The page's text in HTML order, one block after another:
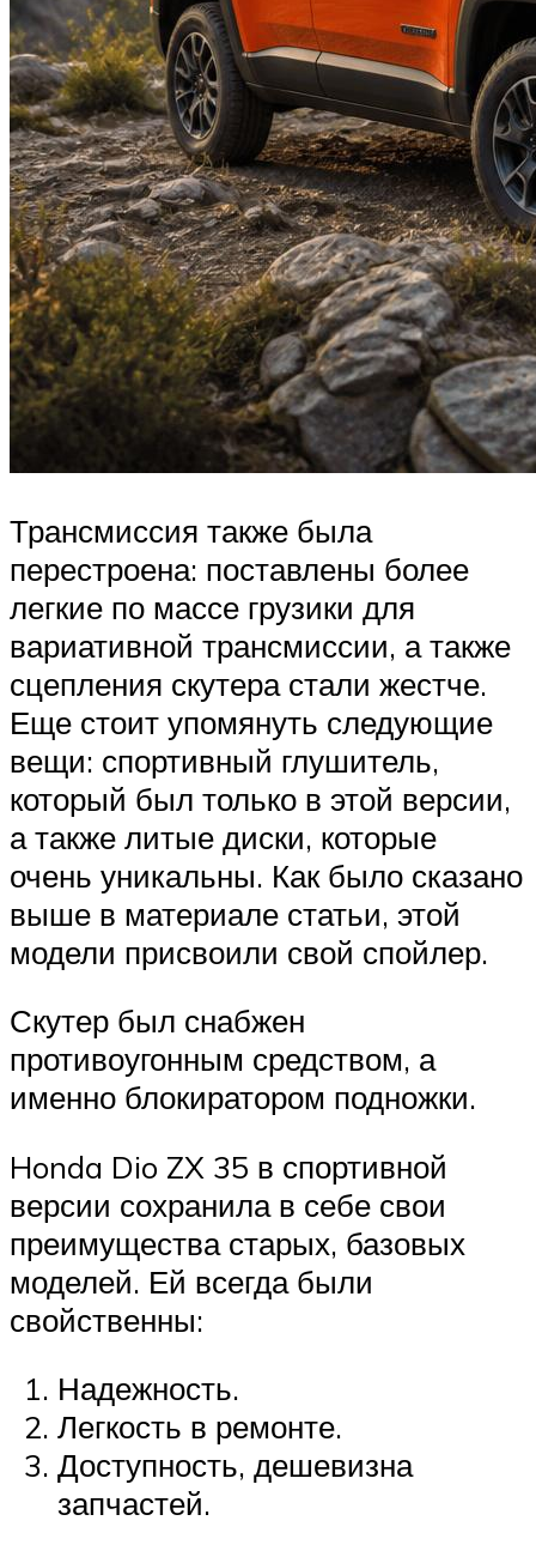
Трансмиссия также была
перестроена: поставлены более
легкие по массе грузики для
вариативной трансмиссии, а также
сцепления скутера стали жестче.
Еще стоит упомянуть следующие
вещи: спортивный глушитель,
который был только в этой версии,
а также литые диски, которые
очень уникальны. Как было сказано
выше в материале статьи, этой
модели присвоили свой спойлер.
Скутер был снабжен
противоугонным средством, а
именно блокиратором подножки.
Honda Dio ZX 35 в спортивной
версии сохранила в себе свои
преимущества старых, базовых
моделей. Ей всегда были
свойственны:
Надежность.
Легкость в ремонте.
Доступность, дешевизна
запчастей.